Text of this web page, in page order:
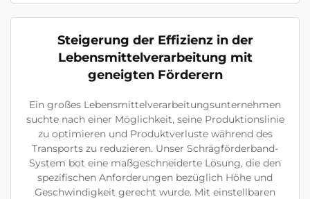
Steigerung der Effizienz in der
Lebensmittelverarbeitung mit
geneigten Förderern
Ein großes Lebensmittelverarbeitungsunternehmen
suchte nach einer Möglichkeit, seine Produktionslinie
zu optimieren und Produktverluste während des
Transports zu reduzieren. Unser Schrägförderband-
System bot eine maßgeschneiderte Lösung, die den
spezifischen Anforderungen bezüglich Höhe und
Geschwindigkeit gerecht wurde. Mit einstellbaren